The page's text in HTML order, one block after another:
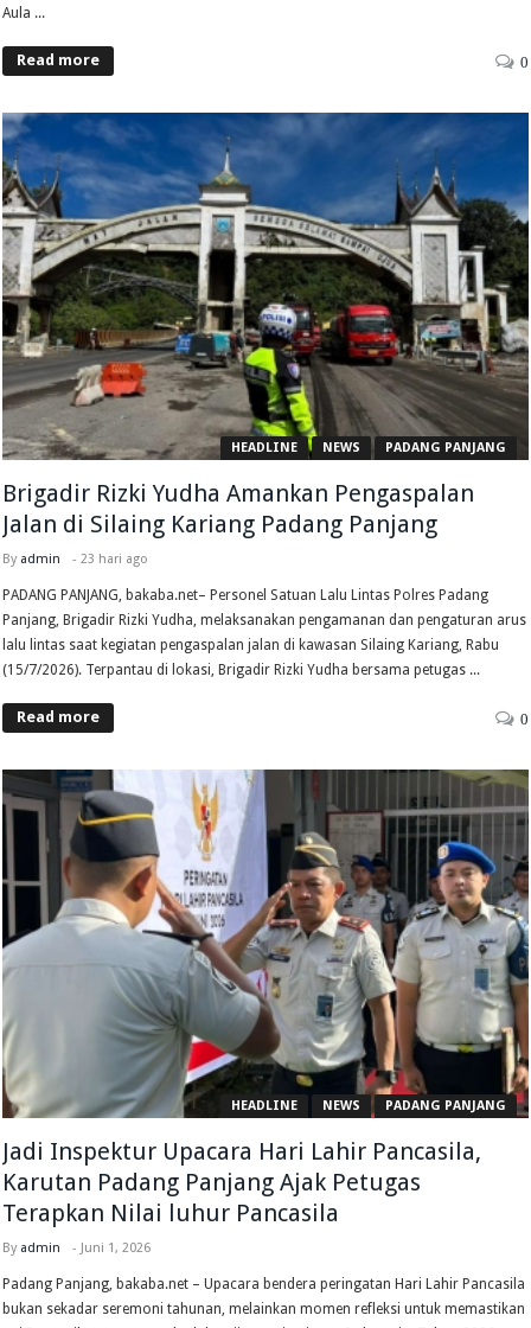
Aula ...
Read more 0
HEADLINE NEWS PADANG PANJANG
Brigadir Rizki Yudha Amankan Pengaspalan
Jalan di Silaing Kariang Padang Panjang
By admin -23 hari ago
PADANG PANJANG, bakaba.net– Personel Satuan Lalu Lintas Polres Padang
Panjang, Brigadir Rizki Yudha, melaksanakan pengamanan dan pengaturan arus
lalu lintas saat kegiatan pengaspalan jalan di kawasan Silaing Kariang, Rabu
(15/7/2026). Terpantau di lokasi, Brigadir Rizki Yudha bersama petugas ...
Read more 0
HEADLINE NEWS PADANG PANJANG
Jadi Inspektur Upacara Hari Lahir Pancasila,
Karutan Padang Panjang Ajak Petugas
Terapkan Nilai luhur Pancasila
By admin - Juni 1, 2026
Padang Panjang, bakaba.net – Upacara bendera peringatan Hari Lahir Pancasila
bukan sekadar seremoni tahunan, melainkan momen refleksi untuk memastikan